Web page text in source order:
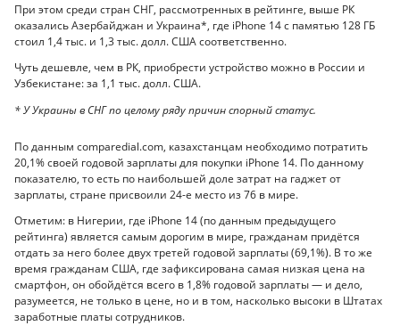
При этом среди стран СНГ, рассмотренных в рейтинге, выше РК
оказались Азербайджан и Украина*, где iPhone 14 с памятью 128 ГБ
стоил 1,4 тыс. и 1,3 тыс. долл. США соответственно.
Чуть дешевле, чем в РК, приобрести устройство можно в России и
Узбекистане: за 1,1 тыс. долл. США.
* У Украины в СНГ по целому ряду причин спорный статус.
По данным comparedial.com, казахстанцам необходимо потратить
20,1% своей годовой зарплаты для покупки iPhone 14. По данному
показателю, то есть по наибольшей доле затрат на гаджет от
зарплаты, стране присвоили 24-е место из 76 в мире.
Отметим: в Нигерии, где iPhone 14 (по данным предыдущего
рейтинга) является самым дорогим в мире, гражданам придётся
отдать за него более двух третей годовой зарплаты (69,1%). В то же
время гражданам США, где зафиксирована самая низкая цена на
смартфон, он обойдётся всего в 1,8% годовой зарплаты — и дело,
разумеется, не только в цене, но и в том, насколько высоки в Штатах
заработные платы сотрудников.